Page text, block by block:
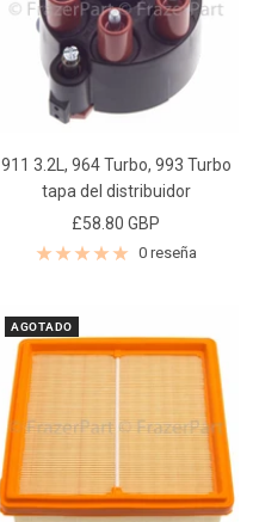
911 3.2L, 964 Turbo, 993 Turbo
tapa del distribuidor
Precio
de
£58.80 GBP
0 reseña
AGOTADO